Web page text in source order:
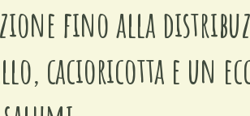
fino alla
cacioricotta e un